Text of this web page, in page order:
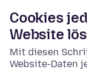
Cookies
Website
Mit diesen
Website-Daten